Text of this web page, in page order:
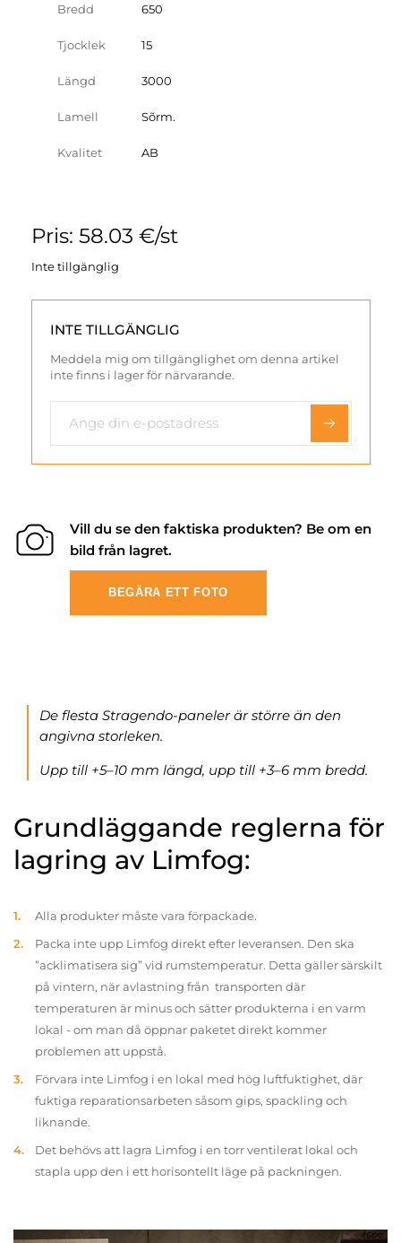
Bredd 650
Tjocklek 15
Längd 3000
Lamell Sõrm.
Kvalitet AB
Pris: 58.03 €/st
Inte tillgänglig
INTE TILLGÄNGLIG
Meddela mig om tillgänglighet om denna artikel
inte finns i lager för närvarande.
Vill du se den faktiska produkten? Be om en
bild från lagret.
BEGÄRA ETT FOTO
De flesta Stragendo-paneler är större än den
angivna storleken.
Upp till +5–10 mm längd, upp till +3–6 mm bredd.
Grundläggande reglerna för
lagring av Limfog:
Alla produkter måste vara förpackade.
Packa inte upp Limfog direkt efter leveransen. Den ska
”acklimatisera sig” vid rumstemperatur. Detta gäller särskilt
på vintern, när avlastning från transporten där
temperaturen är minus och sätter produkterna i en varm
lokal - om man då öppnar paketet direkt kommer
problemen att uppstå.
Förvara inte Limfog i en lokal med hög luftfuktighet, där
fuktiga reparationsarbeten såsom gips, spackling och
liknande.
Det behövs att lagra Limfog i en torr ventilerat lokal och
stapla upp den i ett horisontellt läge på packningen.